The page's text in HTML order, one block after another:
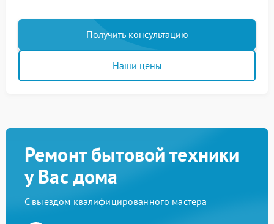
Получить консультацию
Наши цены
Ремонт бытовой техники
у Вас дома
С выездом квалифицированного мастера